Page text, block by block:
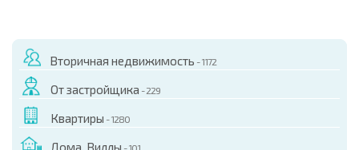
Вторичная недвижимость - 1172
От застройщика - 229
Квартиры - 1280
Дома, Виллы - 101